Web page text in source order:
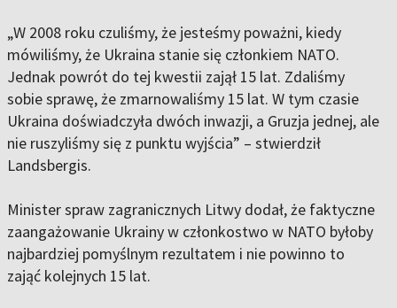
„W 2008 roku czuliśmy, że jesteśmy poważni, kiedy
mówiliśmy, że Ukraina stanie się członkiem NATO.
Jednak powrót do tej kwestii zajął 15 lat. Zdaliśmy
sobie sprawę, że zmarnowaliśmy 15 lat. W tym czasie
Ukraina doświadczyła dwóch inwazji, a Gruzja jednej, ale
nie ruszyliśmy się z punktu wyjścia” – stwierdził
Landsbergis.
Minister spraw zagranicznych Litwy dodał, że faktyczne
zaangażowanie Ukrainy w członkostwo w NATO byłoby
najbardziej pomyślnym rezultatem i nie powinno to
zająć kolejnych 15 lat.